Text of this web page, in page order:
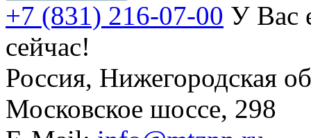
+7 (831) 216-07-00 У Вас
сейчас!
Россия, Нижегородская
Московское шоссе, 298